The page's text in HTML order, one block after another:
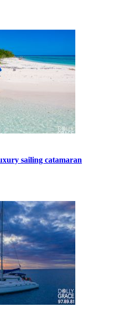
sailing catamaran